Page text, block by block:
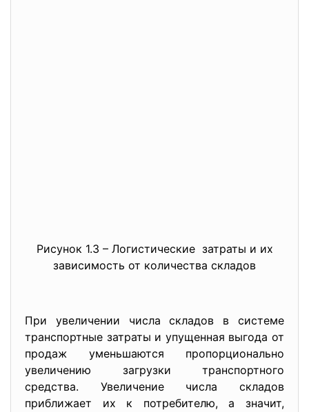
Рисунок 1.3 – Логистические затраты и их
зависимость от количества складов
При увеличении числа складов в системе
транспортные затраты и упущенная выгода от
продаж уменьшаются пропорционально
увеличению загрузки транспортного
средства. Увеличение числа складов
приближает их к потребителю, а значит,